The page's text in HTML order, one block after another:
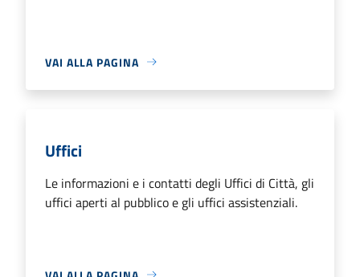
VAI ALLA PAGINA
Uffici
Le informazioni e i contatti degli Uffici di Città, gli
uffici aperti al pubblico e gli uffici assistenziali.